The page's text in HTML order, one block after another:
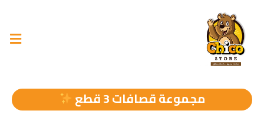
مجموعة قصافات 3 قطع